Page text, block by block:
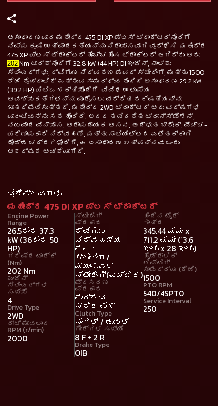
ಅಸಾಧಾರಣವಾದ ಮಹೀಂದ್ರ 475 DI XP ಪ್ಲಸ್ ಟ್ರಾಕ್ಟರ್‌ನೊಂದಿಗೆ
ನಿಮ್ಮ ಕೃಷಿ ಉತ್ಪಾದಕತೆಯನ್ನು ನಿರಾಯಾಸವಾಗಿ ವೃದ್ಧಿಸಿ. ಮಹೀಂದ್ರ
475 XP ಪ್ಲಸ್ ಟ್ರಾಕ್ಟರ್ ಹೊಚ್ಚಹೊಸ ಟ್ರಾಕ್ಟರ್ ಆಗಿದ್ದು ಅದು
202 Nm ಟಾರ್ಕ್‌ನೊಂದಿಗೆ 32.8 kW (44 HP) DI ಇಂಜಿನ್, ನಾಲ್ಕು
ಸಿಲಿಂಡರ್‌ಗಳು, ದ್ವಿಗುಣ ನಿರ್ವಹಣ ಪವರ್ ಸ್ಟೇರಿಂಗ್, ಮತ್ತು 1500
ಕೆಜಿ ಹೈಡ್ರಾಲಿಕ್ ಎತ್ತುವ ಸಾಮರ್ಥ್ಯ ಹೊಂದಿದೆ.ಅಸಾಧಾರಣ 29.2 kW
(39.2 HP) ಪಿಟಿಒ ಶಕ್ತಿಯೊಂದಿಗೆ ವಿವಿಧ ಉಳುಮೆಯ
ಅವಶ್ಯಕತೆಗಳನ್ನು ಪೂರೈಸಲು ವರ್ಧಿತ ದಕ್ಷತೆಯನ್ನು
ಖಾತರಿಪಡಿಸುತ್ತದೆ. ಮಹೀಂದ್ರ 2WD ಟ್ರಾಕ್ಟರ್ ಆರು ವರ್ಷಗಳ
ವಾರಂಟಿಯನ್ನು ಸಹ ಹೊಂದಿದೆ. ಅದರ ತಡೆರಹಿತ ಟ್ರಾನ್ಸ್‌ಮಿಶನ್,
ನಯವಾದ ವಿನ್ಯಾಸ, ಆರಾಮದಾಯಕ ಆಸನ, ಅದ್ಭುತ ಬ್ರೇಕ್, ವೆಚ್ಚ-
ಪರಿಣಾಮಕಾರಿ ನಿರ್ವಹಣೆ, ಮತ್ತು ಸಾಟಿಯಿಲ್ಲದ ಎಳೆತಕ್ಕಾಗಿ
ದೊಡ್ಡ ಚಕ್ರಗಳೊಂದಿಗೆ, ಈ ಅಸಾಧಾರಣ ಉತ್ಪನ್ನವು ಒಂದು
ಆಕರ್ಷಕ ಆಯ್ಕೆಯಾಗಿದೆ.
ವೈಶಿಷ್ಟ್ಯಗಳು
ಮಹೀಂದ್ರ 475 DI XP ಪ್ಲಸ್ ಟ್ರಾಕ್ಟರ್
Engine Power
Range
26.5ರಿಂದ 37.3
kW (36ರಿಂದ 50
HP)
ಗರಿಷ್ಠ ಟಾರ್ಕ್
(Nm)
202 Nm
ಎಂಜಿನ್
ಸಿಲಿಂಡರ್ಗಳ
ಸಂಖ್ಯೆ
4
Drive Type
2WD
ರೇಟ್ ಮಾಡಲಾದ
RPM (r/min)
2000
ಸ್ಟೀರಿಂಗ್
ಪ್ರಕಾರ
ದ್ವಿಗುಣ
ನಿರ್ವಹಣೆಯ
ಪವರ್
ಸ್ಟೇರಿಂಗ್/
ಮ್ಯಾನುವಲ್
ಸ್ಟೇರಿಂಗ್(ಐಚ್ಛಿಕ)
ಪ್ರಸರಣ
ಪ್ರಕಾರ
ಪಾರ್ಶ್ವ
ಸ್ಥಿರ ಮೆಶ್
Clutch Type
ಸಿಂಗಲ್ / ಡುಯಲ್
ಗೇರ್‌ಗಳ ಸಂಖ್ಯೆ
8 F + 2 R
Brake Type
OIB
ಹಿಂದಿನ ಟೈರ್
ಗಾತ್ರ
345.44 ಮಿಮೀ x
711.2 ಮಿಮೀ (13.6
ಇಂಚು x 28 ಇಂಚು)
ಹೈಡ್ರಾಲಿಕ್
ಲಿಫ್ಟಿಂಗ್
ಸಾಮರ್ಥ್ಯ (ಕೆಜಿ)
1500
PTO RPM
540/4SPTO
Service Interval
250